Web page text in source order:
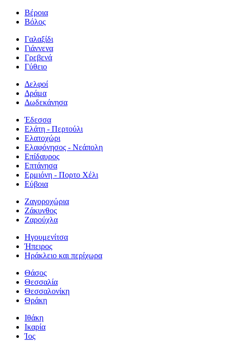
Βέροια
Βόλος
Γαλαξίδι
Γιάννενα
Γρεβενά
Γύθειο
Δελφοί
Δράμα
Δωδεκάνησα
Έδεσσα
Ελάτη - Περτούλι
Ελατοχώρι
Ελαφόνησος - Νεάπολη
Επίδαυρος
Επτάνησα
Ερμιόνη - Πορτο Χέλι
Εύβοια
Ζαγοροχώρια
Ζάκυνθος
Ζαρούχλα
Ηγουμενίτσα
Ήπειρος
Ηράκλειο και περίχωρα
Θάσος
Θεσσαλία
Θεσσαλονίκη
Θράκη
Ιθάκη
Ικαρία
Ίος